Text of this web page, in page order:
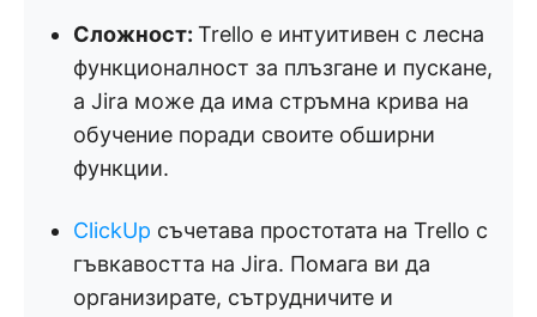
Сложност: Trello е интуитивен с лесна
функционалност за плъзгане и пускане,
а Jira може да има стръмна крива на
обучение поради своите обширни
функции.
ClickUp съчетава простотата на Trello с
гъвкавостта на Jira. Помага ви да
организирате, сътрудничите и